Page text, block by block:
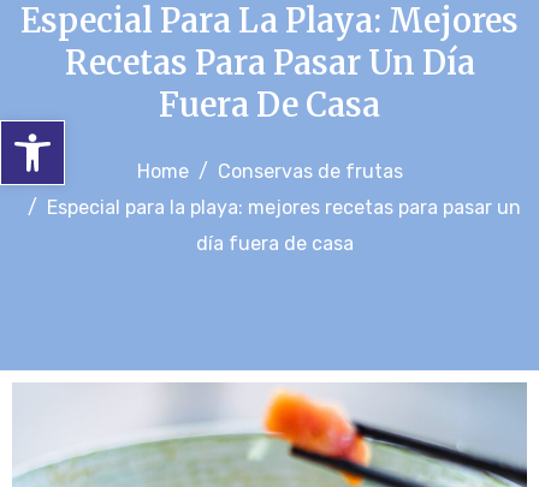
Abrir barra de herramientas
Especial Para La Playa: Mejores
Recetas Para Pasar Un Día
Fuera De Casa
Home
Conservas de frutas
Especial para la playa: mejores recetas para pasar un
día fuera de casa